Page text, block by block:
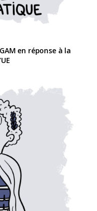
en réponse à la